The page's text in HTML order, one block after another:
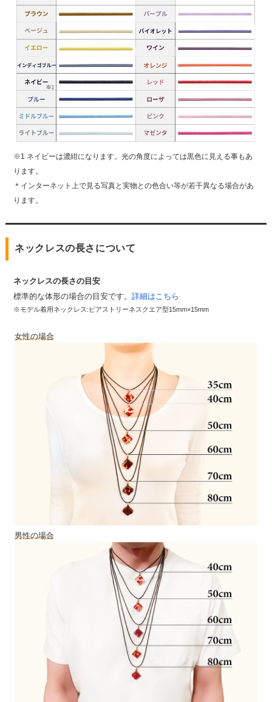
※1 ネイビーは濃紺になります。光の角度によっては黒色に見える事もあ
ります。
＊インターネット上で見る写真と実物との色合い等が若干異なる場合があ
ります。
ネックレスの長さについて
ネックレスの長さの目安
標準的な体形の場合の目安です。 詳細はこちら
※モデル着用ネックレス:ピアストリーネスクエア型15mm×15mm
女性の場合
男性の場合